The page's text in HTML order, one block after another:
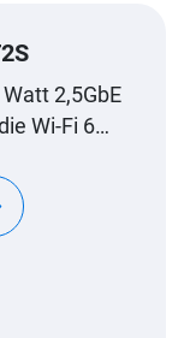
2,5GbE
Wi-Fi 6